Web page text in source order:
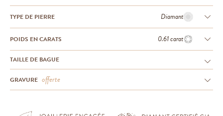
TYPE DE PIERRE Diamant
POIDS EN CARATS 0.61 carat
TAILLE DE BAGUE
GRAVURE offerte